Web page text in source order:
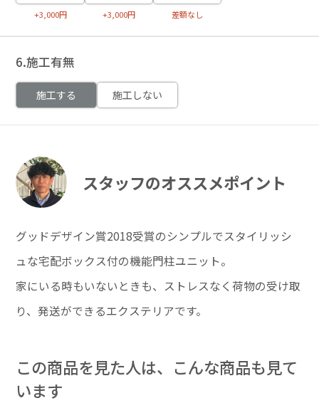
+3,000円 +3,000円 差額なし
6.施工有無
施工する 施工しない
スタッフのオススメポイント
グッドデザイン賞2018受賞のシンプルでスタイリッシ
ュな宅配ボックス付の機能門柱ユニット。
家にいる時もいないときも、ストレスなく荷物の受け取
り、発送ができるエクステリアです。
この商品を見た人は、こんな商品も見て
います